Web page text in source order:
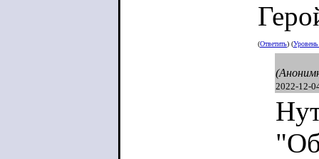
(Ответить) (
2022-12-